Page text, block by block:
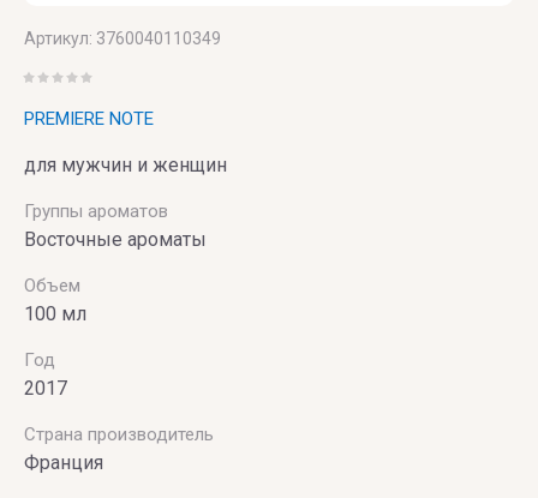
Артикул: 3760040110349
PREMIERE NOTE
для мужчин и женщин
Группы ароматов
Восточные ароматы
Объем
100 мл
Год
2017
Страна производитель
Франция